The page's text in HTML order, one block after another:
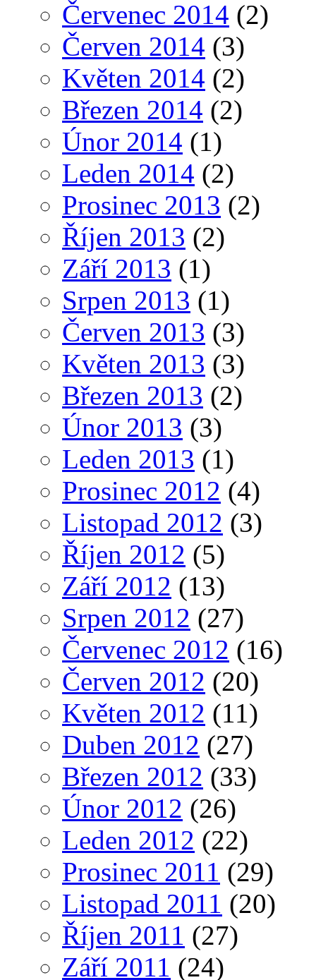
Červenec 2014 (2)
Červen 2014 (3)
Květen 2014 (2)
Březen 2014 (2)
Únor 2014 (1)
Leden 2014 (2)
Prosinec 2013 (2)
Říjen 2013 (2)
Září 2013 (1)
Srpen 2013 (1)
Červen 2013 (3)
Květen 2013 (3)
Březen 2013 (2)
Únor 2013 (3)
Leden 2013 (1)
Prosinec 2012 (4)
Listopad 2012 (3)
Říjen 2012 (5)
Září 2012 (13)
Srpen 2012 (27)
Červenec 2012 (16)
Červen 2012 (20)
Květen 2012 (11)
Duben 2012 (27)
Březen 2012 (33)
Únor 2012 (26)
Leden 2012 (22)
Prosinec 2011 (29)
Listopad 2011 (20)
Říjen 2011 (27)
Září 2011 (24)